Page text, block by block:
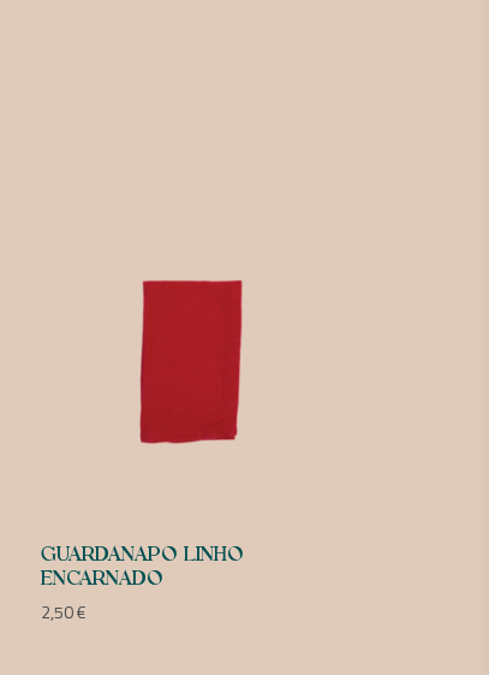
GUARDANAPO LINHO
ENCARNADO
2,50€